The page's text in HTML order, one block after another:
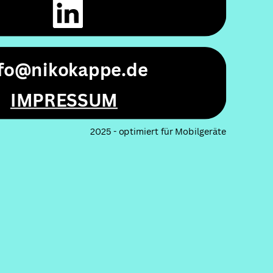
IMPRESSUM
2025 - optimiert für Mobilgeräte